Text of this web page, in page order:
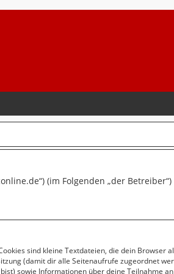
(im Folgenden „der
sind kleine Textdateien, die dein Browser
(damit dir alle Seitenaufrufe zugeordnet
sowie Informationen über deine Teilnahme